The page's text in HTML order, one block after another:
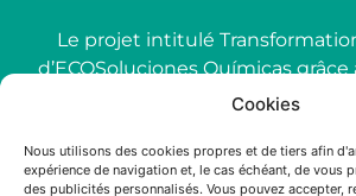
Cookies
Nous utilisons des cookies propres et de tiers afin
expérience de navigation et, le cas échéant, de vous
des publicités personnalisés. Vous pouvez accepter,
Le projet intitulé
d’ECOSoluciones Químicas
d’IA avancées mené par
européenne-NextGenerationEU
de l’appel à propositions pour